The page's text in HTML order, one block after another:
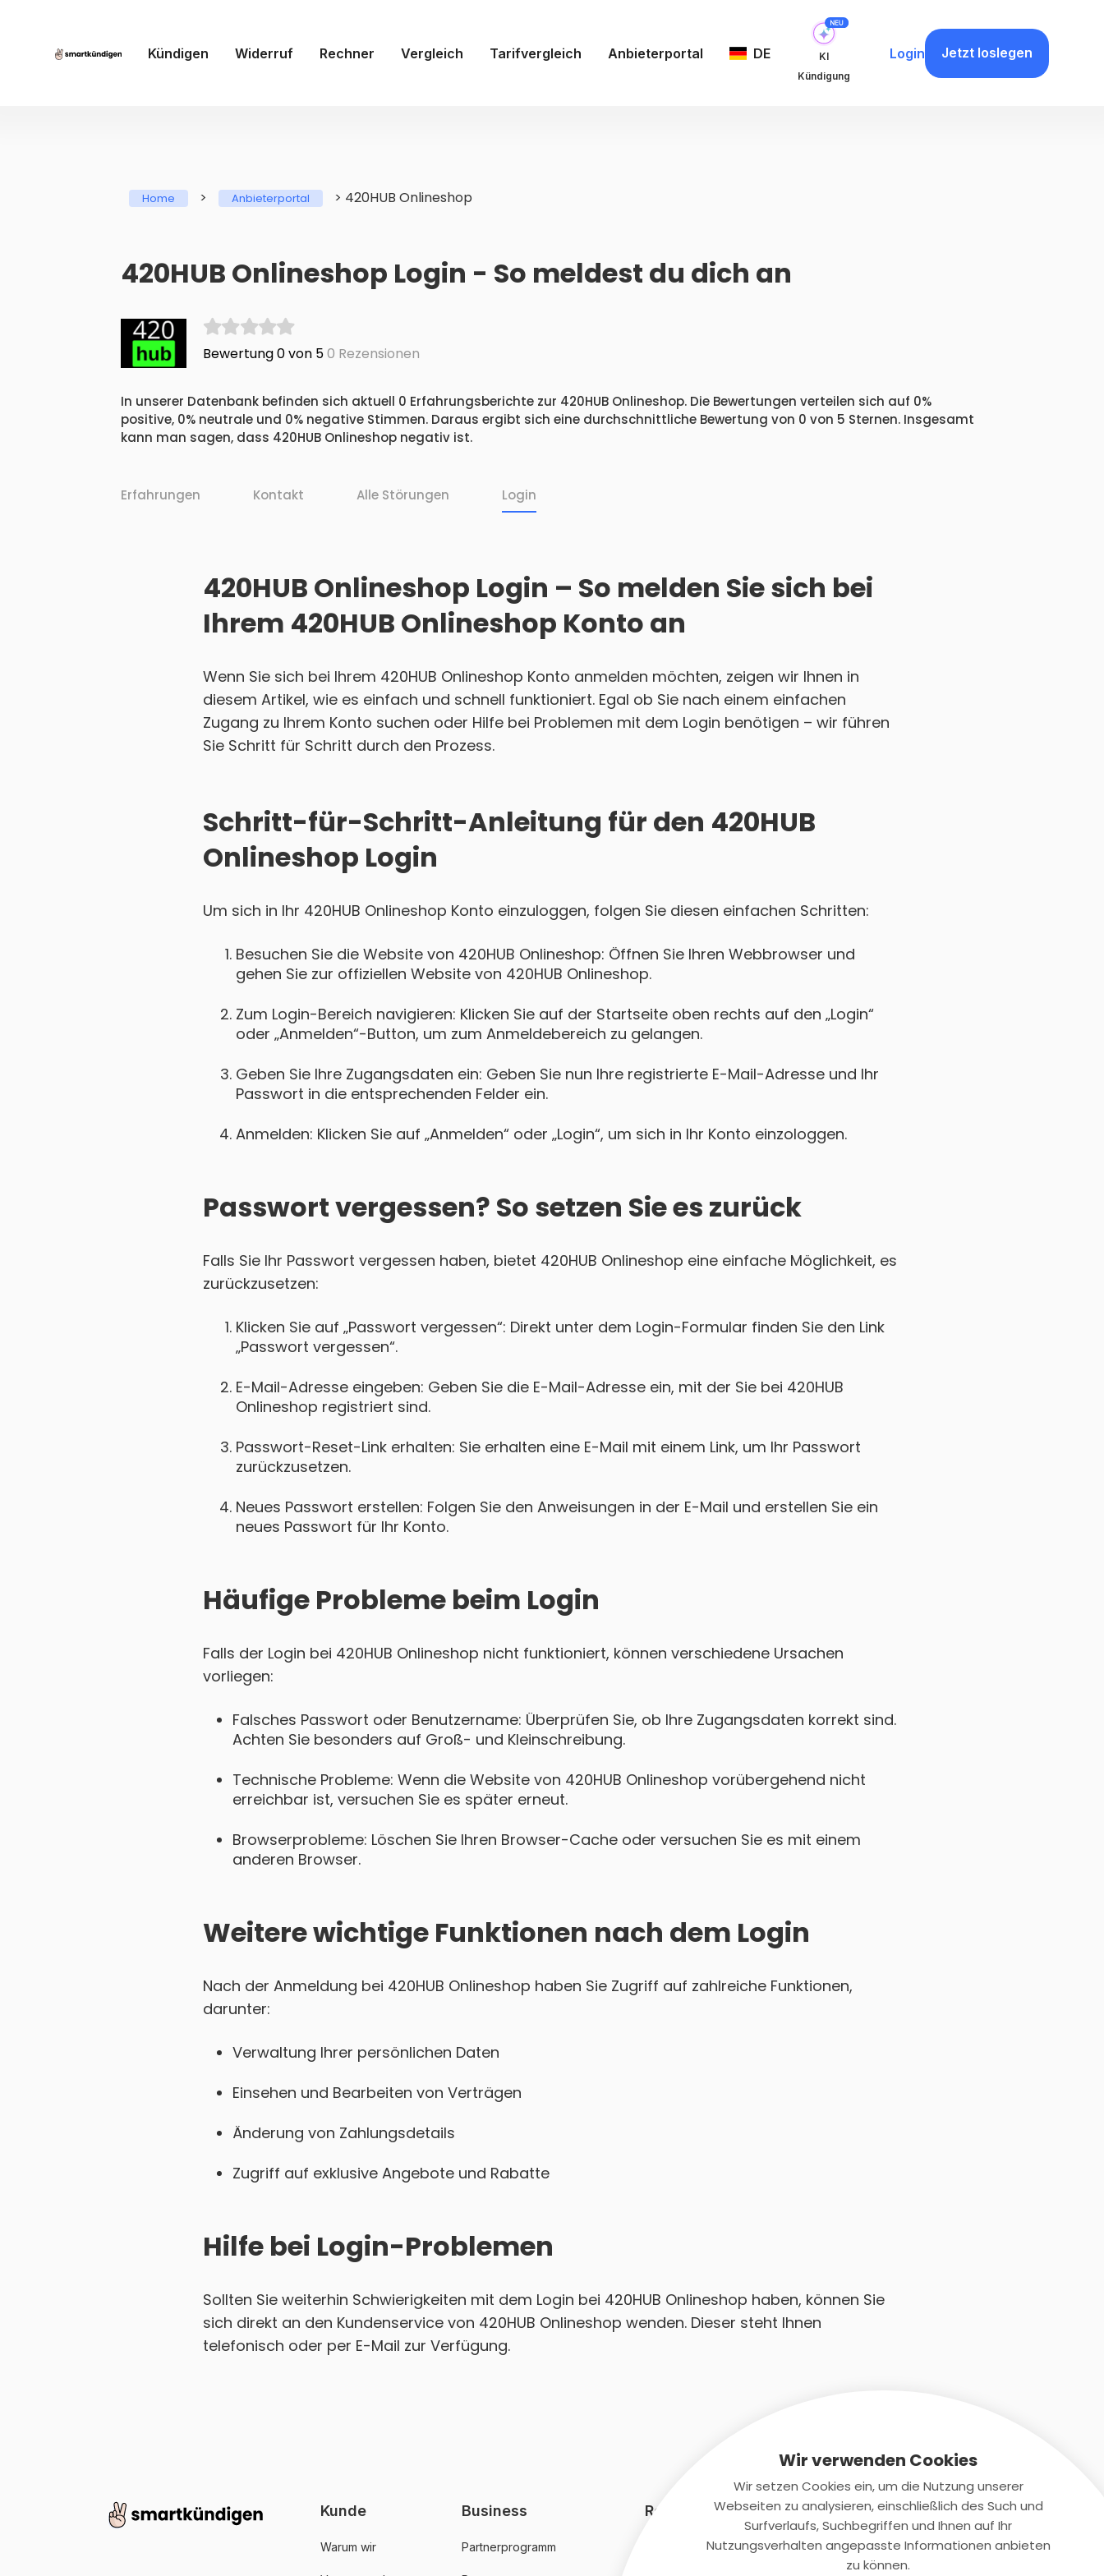
Kündigen Widerruf Rechner Vergleich Tarifvergleich Anbieterportal DE
KI
Kündigung
Login Jetzt loslegen
Home > Anbieterportal > 420HUB Onlineshop
420HUB Onlineshop Login - So meldest du dich an
Bewertung 0 von 50 Rezensionen
In unserer Datenbank befinden sich aktuell 0 Erfahrungsberichte zur 420HUB Onlineshop. Die Bewertungen verteilen sich auf 0%
positive, 0% neutrale und 0% negative Stimmen. Daraus ergibt sich eine durchschnittliche Bewertung von 0 von 5 Sternen. Insgesamt
kann man sagen, dass 420HUB Onlineshop negativ ist.
Erfahrungen Kontakt Alle Störungen Login
420HUB Onlineshop Login – So melden Sie sich bei
Ihrem 420HUB Onlineshop Konto an
Wenn Sie sich bei Ihrem 420HUB Onlineshop Konto anmelden möchten, zeigen wir Ihnen in
diesem Artikel, wie es einfach und schnell funktioniert. Egal ob Sie nach einem einfachen
Zugang zu Ihrem Konto suchen oder Hilfe bei Problemen mit dem Login benötigen – wir führen
Sie Schritt für Schritt durch den Prozess.
Schritt-für-Schritt-Anleitung für den 420HUB
Onlineshop Login
Um sich in Ihr 420HUB Onlineshop Konto einzuloggen, folgen Sie diesen einfachen Schritten:
Besuchen Sie die Website von 420HUB Onlineshop: Öffnen Sie Ihren Webbrowser und
gehen Sie zur offiziellen Website von 420HUB Onlineshop.
Zum Login-Bereich navigieren: Klicken Sie auf der Startseite oben rechts auf den „Login“
oder „Anmelden“-Button, um zum Anmeldebereich zu gelangen.
Geben Sie Ihre Zugangsdaten ein: Geben Sie nun Ihre registrierte E-Mail-Adresse und Ihr
Passwort in die entsprechenden Felder ein.
Anmelden: Klicken Sie auf „Anmelden“ oder „Login“, um sich in Ihr Konto einzologgen.
Passwort vergessen? So setzen Sie es zurück
Falls Sie Ihr Passwort vergessen haben, bietet 420HUB Onlineshop eine einfache Möglichkeit, es
zurückzusetzen:
Klicken Sie auf „Passwort vergessen“: Direkt unter dem Login-Formular finden Sie den Link
„Passwort vergessen“.
E-Mail-Adresse eingeben: Geben Sie die E-Mail-Adresse ein, mit der Sie bei 420HUB
Onlineshop registriert sind.
Passwort-Reset-Link erhalten: Sie erhalten eine E-Mail mit einem Link, um Ihr Passwort
zurückzusetzen.
Neues Passwort erstellen: Folgen Sie den Anweisungen in der E-Mail und erstellen Sie ein
neues Passwort für Ihr Konto.
Häufige Probleme beim Login
Falls der Login bei 420HUB Onlineshop nicht funktioniert, können verschiedene Ursachen
vorliegen:
Falsches Passwort oder Benutzername: Überprüfen Sie, ob Ihre Zugangsdaten korrekt sind.
Achten Sie besonders auf Groß- und Kleinschreibung.
Technische Probleme: Wenn die Website von 420HUB Onlineshop vorübergehend nicht
erreichbar ist, versuchen Sie es später erneut.
Browserprobleme: Löschen Sie Ihren Browser-Cache oder versuchen Sie es mit einem
anderen Browser.
Weitere wichtige Funktionen nach dem Login
Nach der Anmeldung bei 420HUB Onlineshop haben Sie Zugriff auf zahlreiche Funktionen,
darunter:
Verwaltung Ihrer persönlichen Daten
Einsehen und Bearbeiten von Verträgen
Änderung von Zahlungsdetails
Zugriff auf exklusive Angebote und Rabatte
Hilfe bei Login-Problemen
Sollten Sie weiterhin Schwierigkeiten mit dem Login bei 420HUB Onlineshop haben, können Sie
sich direkt an den Kundenservice von 420HUB Onlineshop wenden. Dieser steht Ihnen
telefonisch oder per E-Mail zur Verfügung.
Kunde
Warum wir
Business
Partnerprogramm
Rechtliches Kontaktiere uns
+(49)2131/708-4280
Wir verwenden Cookies
Wir setzen Cookies ein, um die Nutzung unserer
Webseiten zu analysieren, einschließlich des Such und
Surfverlaufs, Suchbegriffen und Ihnen auf Ihr
Nutzungsverhalten angepasste Informationen anbieten
zu können.